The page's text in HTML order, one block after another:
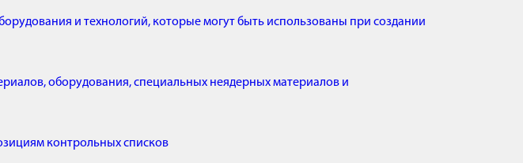
и технологий, которые могут быть использованы при создании
оборудования, специальных неядерных материалов и
контрольных списков